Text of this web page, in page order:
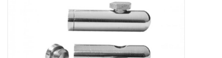
Health Supplies